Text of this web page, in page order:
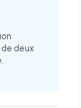
de deux